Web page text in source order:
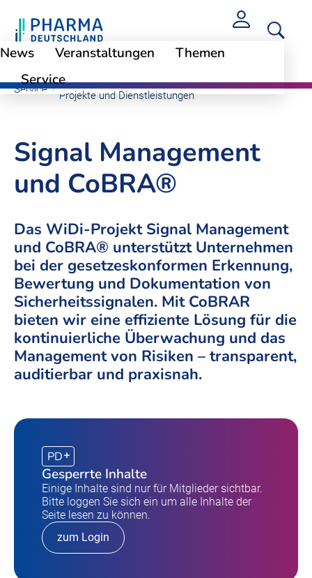
News Veranstaltungen
Themen
Service
Service
Wissenschafts- und Wirtschaftsdienst (WiDi):
Projekte und Dienstleistungen
Signal Management
und CoBRA®
Das WiDi-Projekt Signal Management
und CoBRA® unterstützt Unternehmen
bei der gesetzeskonformen Erkennung,
Bewertung und Dokumentation von
Sicherheitssignalen. Mit CoBRAR
bieten wir eine effiziente Lösung für die
kontinuierliche Überwachung und das
Management von Risiken – transparent,
auditierbar und praxisnah.
PD
Gesperrte Inhalte
Einige Inhalte sind nur für Mitglieder sichtbar.
Bitte loggen Sie sich ein um alle Inhalte der
Seite lesen zu können.
zum Login